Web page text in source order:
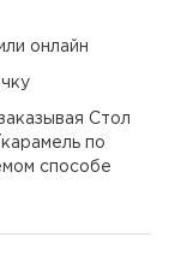
онлайн
Стол
по
способе